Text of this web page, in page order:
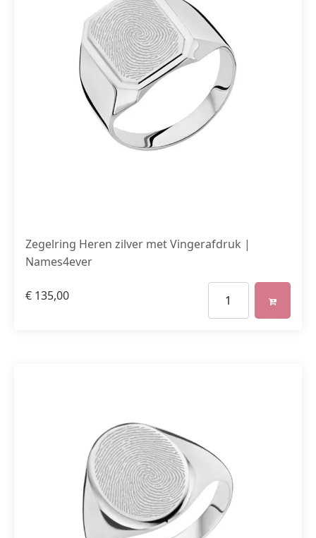
Zegelring Heren zilver met Vingerafdruk |
Names4ever
€ 135,00